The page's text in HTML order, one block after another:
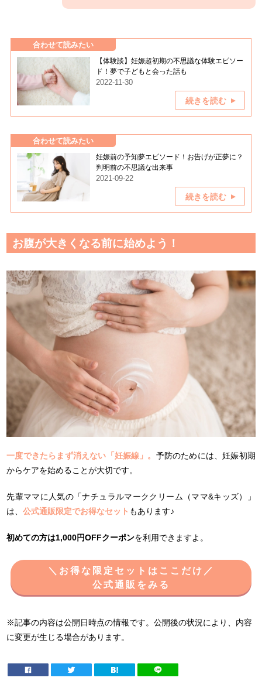
合わせて読みたい
【体験談】妊娠超初期の不思議な体験エピソー
ド！夢で子どもと会った話も
2022-11-30
続きを読む
合わせて読みたい
妊娠前の予知夢エピソード！お告げが正夢に？
判明前の不思議な出来事
2021-09-22
続きを読む
お腹が大きくなる前に始めよう！
一度できたらまず消えない「妊娠線」。 予防のためには、妊娠初期
からケアを始めることが大切です。
先輩ママに人気の「ナチュラルマーククリーム（ママ&キッズ）」
は、公式通販限定でお得なセット もあります♪
初めての方は1,000円OFFクーポンを利用できますよ。
＼お得な限定セットはここだけ／
公式通販をみる
※記事の内容は公開日時点の情報です。公開後の状況により、内容
に変更が生じる場合があります。